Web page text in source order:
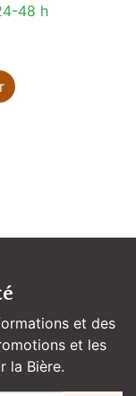
48 h
et des
et les
la Bière.